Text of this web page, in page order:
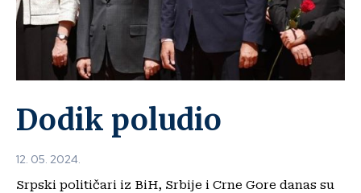
Dodik poludio
12. 05. 2024.
Srpski političari iz BiH, Srbije i Crne Gore danas su